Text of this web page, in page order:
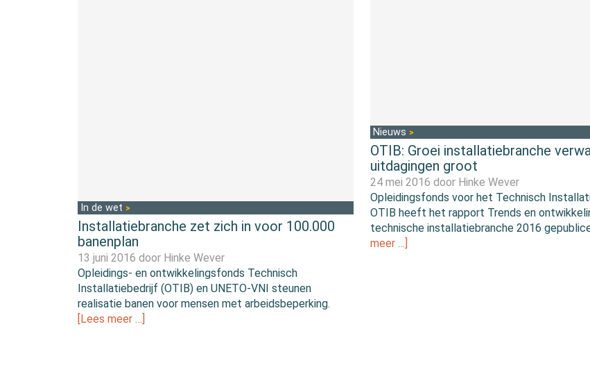
In de wet
Installatiebranche zet zich in voor 100.000
banenplan
13 juni 2016 door Hinke Wever
Opleidings- en ontwikkelingsfonds Technisch
Installatiebedrijf (OTIB) en UNETO-VNI steunen
realisatie banen voor mensen met arbeidsbeperking.
[Lees meer …]
Nieuws
OTIB: Groei installatiebranche
uitdagingen groot
24 mei 2016 door Hinke Wever
Opleidingsfonds voor het Technisch
OTIB heeft het rapport Trends en
technische installatiebranche 2016
meer …]